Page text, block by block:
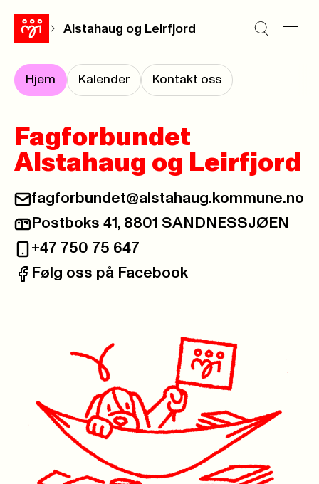
Alstahaug og Leirfjord
Hjem Kalender Kontakt oss
Fagforbundet
Alstahaug og Leirfjord
E-post:
fagforbundet@alstahaug.kommune.no
Postadresse:
Postboks 41, 8801 SANDNESSJØEN
Telefon:
+47 750 75 647
Facebook:
Følg oss på Facebook